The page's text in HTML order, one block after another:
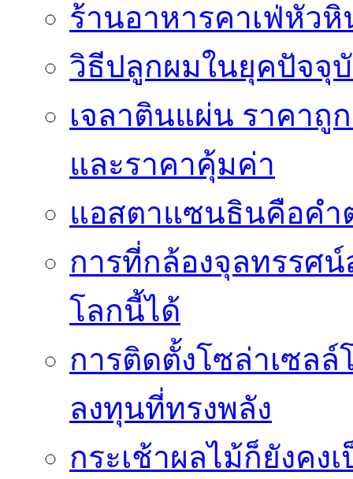
ร้านอาหารคาเฟ่หัว
วิธีปลูกผมในยุคปัจจุ
เจลาตินแผ่น ราคาถู
และราคาคุ้มค่า
แอสตาแซนธินคือค
การที่กล้องจุลทรรศ
โลกนี้ได้
การติดตั้งโซล่าเซลล์
ลงทุนที่ทรงพลัง
กระเช้าผลไม้ก็ยังคง